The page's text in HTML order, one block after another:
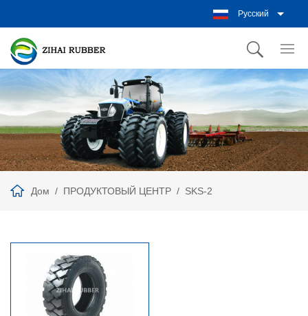
Русский
Дом ПРОДУКТОВЫЙ ЦЕНТР SKS-2